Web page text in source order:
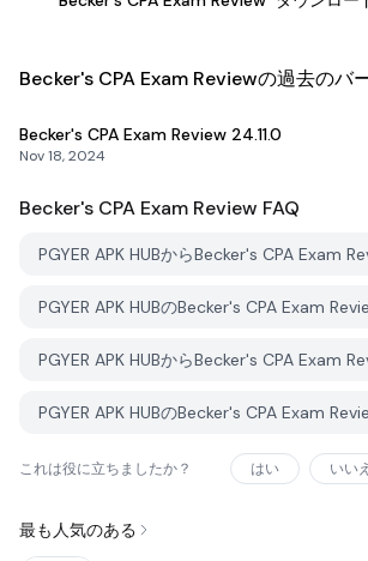
Becker's CPA Exam Reviewの過去のバ
Becker's CPA Exam Review 24.11.0
Nov 18, 2024
Becker's CPA Exam Review FAQ
これは役に立ちましたか？ はい いいえ
最も人気のある